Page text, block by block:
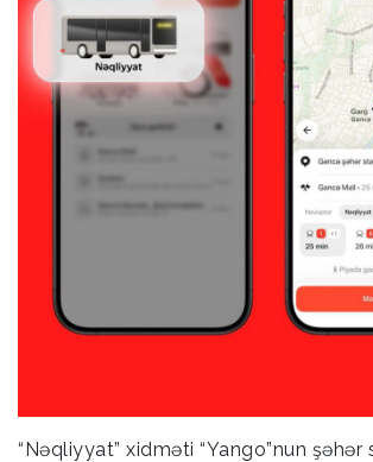
“Nəqliyyat” xidməti “Yango”nun